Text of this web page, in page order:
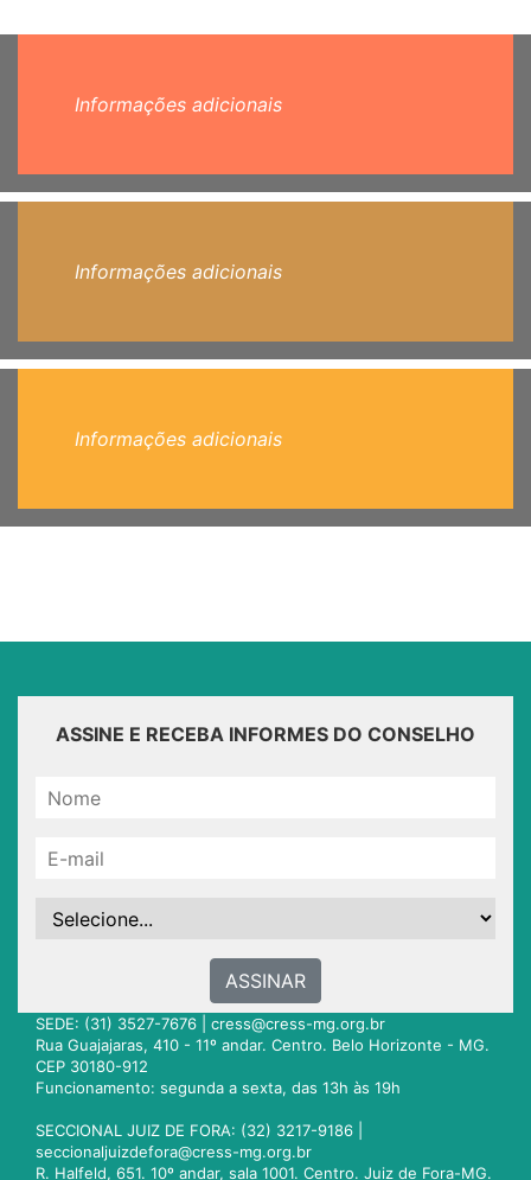
Informações adicionais
Informações adicionais
Informações adicionais
ASSINE E RECEBA INFORMES DO CONSELHO
ASSINAR
SEDE: (31) 3527-7676 | cress@cress-mg.org.br
Rua Guajajaras, 410 - 11º andar. Centro. Belo Horizonte - MG.
CEP 30180-912
Funcionamento: segunda a sexta, das 13h às 19h
SECCIONAL JUIZ DE FORA: (32) 3217-9186 |
seccionaljuizdefora@cress-mg.org.br
R. Halfeld, 651. 10º andar, sala 1001. Centro. Juiz de Fora-MG.